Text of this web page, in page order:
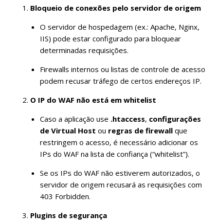
Bloqueio de conexões pelo servidor de origem
O servidor de hospedagem (ex.: Apache, Nginx,
IIS) pode estar configurado para bloquear
determinadas requisições.
Firewalls internos ou listas de controle de acesso
podem recusar tráfego de certos endereços IP.
O IP do WAF não está em whitelist
Caso a aplicação use .htaccess, configurações
de Virtual Host ou regras de firewall que
restringem o acesso, é necessário adicionar os
IPs do WAF na lista de confiança (“whitelist”).
Se os IPs do WAF não estiverem autorizados, o
servidor de origem recusará as requisições com
403 Forbidden.
Plugins de segurança